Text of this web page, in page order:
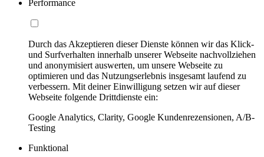
Performance
Durch das Akzeptieren dieser Dienste können wir das Klick-
und Surfverhalten innerhalb unserer Webseite nachvollziehen
und anonymisiert auswerten, um unsere Webseite zu
optimieren und das Nutzungserlebnis insgesamt laufend zu
verbessern. Mit deiner Einwilligung setzen wir auf dieser
Webseite folgende Drittdienste ein:
Google Analytics, Clarity, Google Kundenrezensionen, A/B-
Testing
Funktional